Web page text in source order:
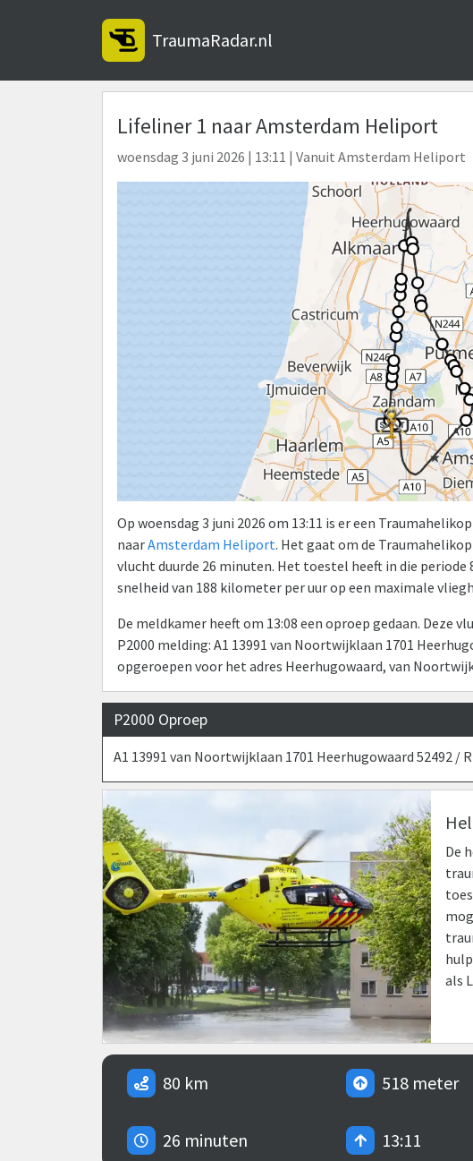
TraumaRadar.nl
Lifeliner 1 naar Amsterdam Heliport
woensdag 3 juni 2026 | 13:11 | Vanuit Amsterdam Heliport
Op woensdag 3 juni 2026 om 13:11 is er een
naarAmsterdam Heliport. Het gaat om de
vlucht duurde 26 minuten. Het toestel heeft in die
snelheid van 188 kilometer per uur op een maximale
De meldkamer heeft om 13:08 een oproep gedaan. Deze
P2000 melding: A1 13991 van Noortwijklaan 1701
opgeroepen voor het adres Heerhugowaard, van
P2000 Oproep
A1 13991 van Noortwijklaan 1701 Heerhugowaard 52492 /
De
als
80 km 518 meter
26 minuten 13:11